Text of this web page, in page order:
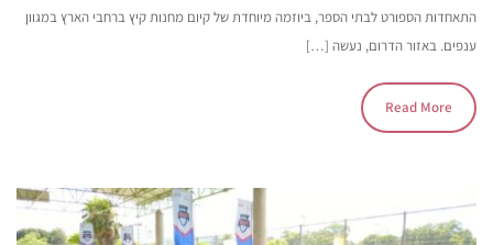
התאחדות הספורט לבתי הספר, ביוזמה מיוחדת של קיום מחנות קיץ ברחבי הארץ במגוון
ענפים. באזור הדרום, נעשה […]
Read More